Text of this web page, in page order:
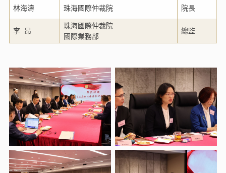
林海濤
珠海國際仲裁院 院長
李 昂
珠海國際仲裁院
國際業務部
總監